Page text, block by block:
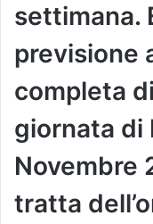
settimana.
previsione
completa
giornata di
Novembre
tratta